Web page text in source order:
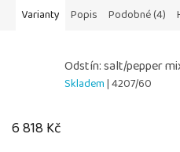
Varianty Popis Podobné (4)
Odstín: salt/pepper
Skladem| 4207/60
6 818 Kč